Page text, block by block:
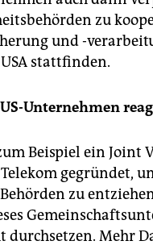
zu
und -
stattfinden.
Unternehmen
Beispiel ein Joint
gegründet,
zu
durchsetzen. Mehr